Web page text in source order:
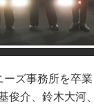
ズ事務所を卒業
俊介、鈴木大河